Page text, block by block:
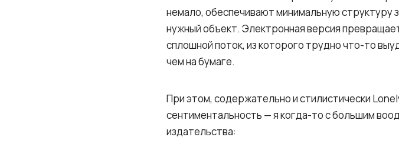
немало, обеспечивают минимальную структуру
нужный объект. Электронная версия
сплошной поток, из которого трудно что-то
чем на бумаге.
При этом, содержательно и стилистически
сентиментальность — я когда-то с большим
издательства: